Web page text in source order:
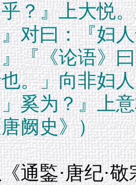
？』上大悦
对曰：『妇
『《论语》
。」向非妇
奚为？』上
阙史》）
通鍳·唐纪·